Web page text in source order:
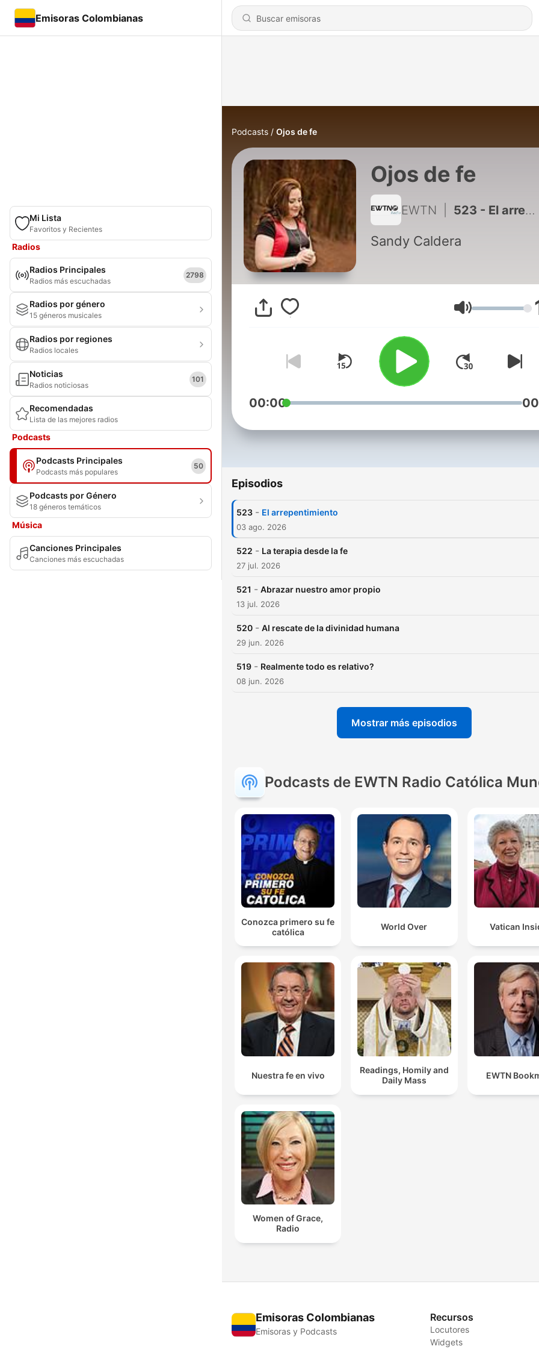
Emisoras Colombianas
Mi Lista
Favoritos y Recientes
Radios
Radios Principales
Radios más escuchadas
2798
Radios por género
15 géneros musicales
Radios por regiones
Radios locales
Noticias
Radios noticiosas
101
Recomendadas
Lista de las mejores radios
Podcasts
Podcasts Principales
Podcasts más populares
50
Podcasts por Género
18 géneros temáticos
Música
Canciones Principales
Canciones más escuchadas
Podcasts Ojos de fe
Ojos de fe
EWTN 523 - El arrepentimiento
Sandy Caldera
Volumen
00:00
Episodios
523 - El arrepentimiento
03 ago. 2026
522 - La terapia desde la fe
27 jul. 2026
521 - Abrazar nuestro amor propio
13 jul. 2026
520 - Al rescate de la divinidad humana
29 jun. 2026
519 - Realmente todo es relativo?
08 jun. 2026
Mostrar más episodios
Podcasts de EWTN Radio Católica
Conozca primero su fe
católica
World Over Vatican
Nuestra fe en vivo
Readings, Homily and
Daily Mass
EWTN
Women of Grace,
Radio
Emisoras Colombianas
Emisoras y Podcasts
Recursos
Locutores
Widgets